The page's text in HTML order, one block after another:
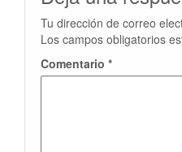
Tu dirección de correo
Los campos obligatorios
Comentario *